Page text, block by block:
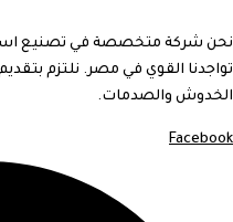
نحن شركة متخصصة في تصنيع
تواجدنا القوي في مصر. نلتزم
الخدوش والصدمات.
Facebook